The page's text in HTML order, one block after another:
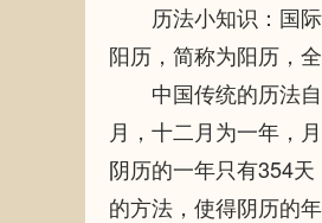
历法小知识：国际
阳历，简称为阳历，
中国传统的历法自
月，十二月为一年，
阴历的一年只有354
的方法，使得阴历的